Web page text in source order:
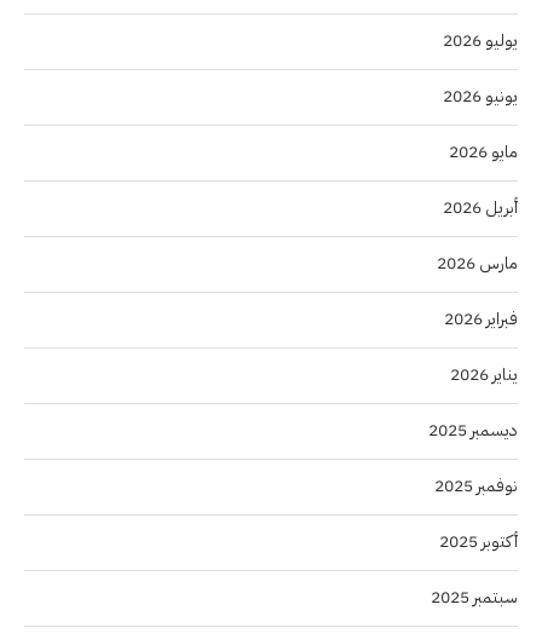
يوليو 2026
يونيو 2026
مايو 2026
أبريل 2026
مارس 2026
فبراير 2026
يناير 2026
ديسمبر 2025
نوفمبر 2025
أكتوبر 2025
سبتمبر 2025